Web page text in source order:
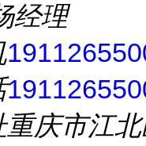
经理
重庆市江